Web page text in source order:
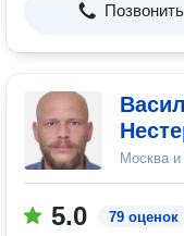
Позвонить
Москва и
5.0 79 оценок